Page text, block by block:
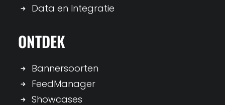
Data en Integratie
ONTDEK
Bannersoorten
FeedManager
Showcases